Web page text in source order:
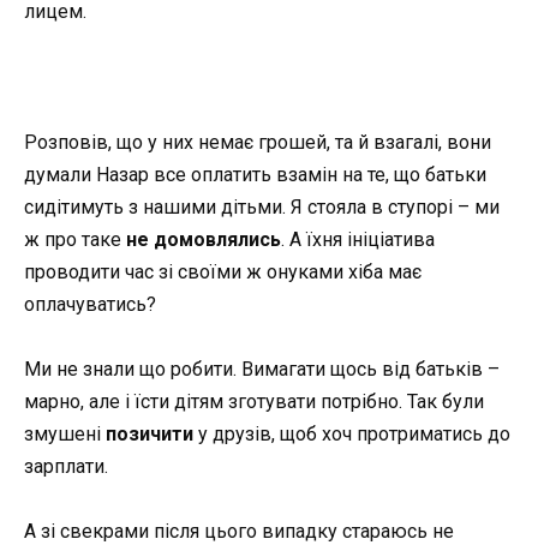
лицем.
Розповів, що у них немає грошей, та й взагалі, вони
думали Назар все оплатить взамін на те, що батьки
сидітимуть з нашими дітьми. Я стояла в ступорі – ми
ж про таке не домовлялись. А їхня ініціатива
проводити час зі своїми ж онуками хіба має
оплачуватись?
Ми не знали що робити. Вимагати щось від батьків –
марно, але і їсти дітям зготувати потрібно. Так були
змушені позичити у друзів, щоб хоч протриматись до
зарплати.
А зі свекрами після цього випадку стараюсь не